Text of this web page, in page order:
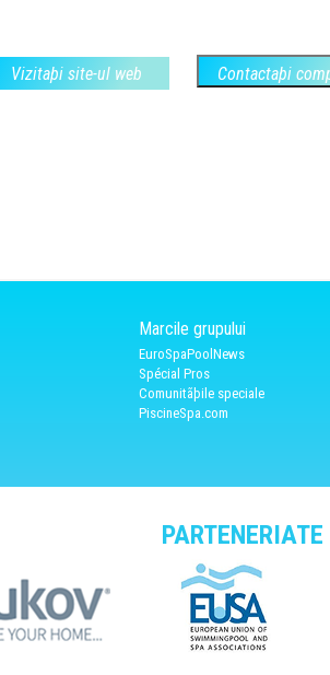
Vizitaþi site-ul web Contactaþi
Marcile grupului
EuroSpaPoolNews
Spécial Pros
Comunitãþile speciale
PiscineSpa.com